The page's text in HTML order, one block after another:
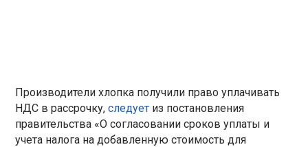
Производители хлопка получили право уплачивать
НДС в рассрочку,следует из постановления
правительства «О согласовании сроков уплаты и
учета налога на добавленную стоимость для